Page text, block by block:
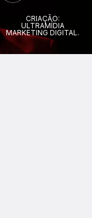
CRIAÇÃO:
ULTRAMÍDIA
MARKETING DIGITAL.